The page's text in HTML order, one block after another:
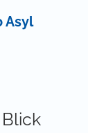
Asyl
Blick